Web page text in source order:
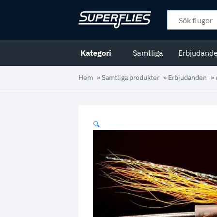
Kategori Samtliga
Hem »Samtliga produkter » Erbjudanden »
🔍